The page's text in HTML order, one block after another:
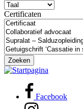
Certificaten
Zoeken
Facebook